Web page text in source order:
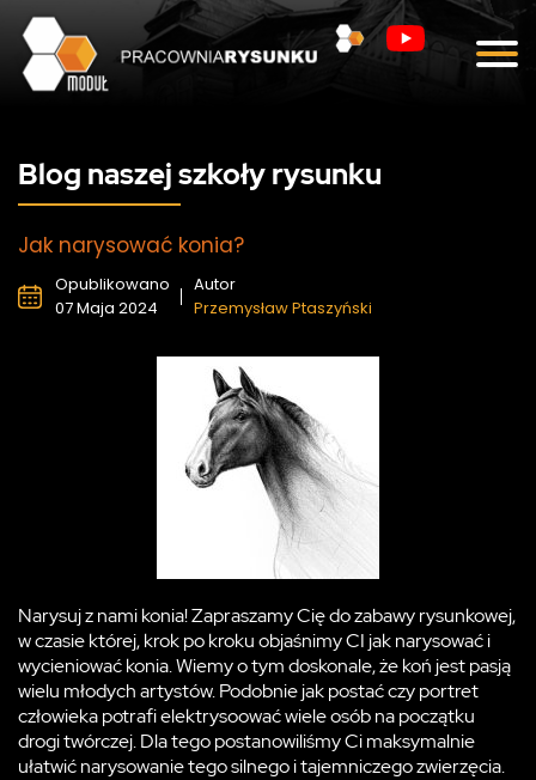
Kontakt
Blog naszej szkoły rysunku
Jak narysować konia?
Opublikowano
07 Maja 2024
Autor
Przemysław Ptaszyński
Narysuj z nami konia! Zapraszamy Cię do zabawy rysunkowej,
w czasie której, krok po kroku objaśnimy CI jak narysować i
wycieniować konia. Wiemy o tym doskonale, że koń jest pasją
wielu młodych artystów. Podobnie jak postać czy portret
człowieka potrafi elektrysoować wiele osób na początku
drogi twórczej. Dla tego postanowiliśmy Ci maksymalnie
ułatwić narysowanie tego silnego i tajemniczego zwierzęcia.